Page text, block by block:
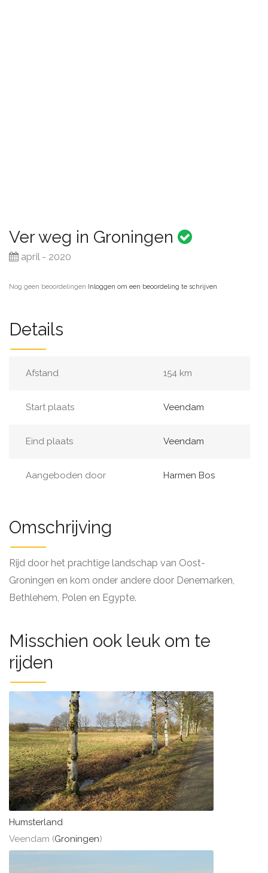
Ver weg in Groningen
april - 2020
Nog geen beoordelingen·Inloggen om een beoordeling te schrijven
Details
Afstand 154 km
Start plaats Veendam
Eind plaats Veendam
Aangeboden door Harmen Bos
Omschrijving
Rijd door het prachtige landschap van Oost-
Groningen en kom onder andere door Denemarken,
Bethlehem, Polen en Egypte.
Misschien ook leuk om te
rijden
Humsterland
Veendam (Groningen)